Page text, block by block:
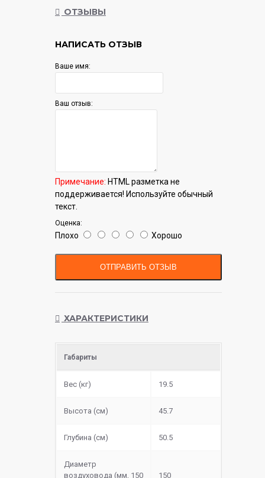
ОТЗЫВЫ
НАПИСАТЬ ОТЗЫВ
Ваше имя:
Ваш отзыв:
Примечание: HTML разметка не
поддерживается! Используйте обычный
текст.
Оценка:
Плохо Хорошо
ОТПРАВИТЬ ОТЗЫВ
ХАРАКТЕРИСТИКИ
Габариты
Вес (кг) 19.5
Высота (см) 45.7
Глубина (см) 50.5
Диаметр
воздуховода (мм, 150
150